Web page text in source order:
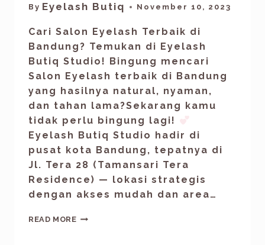
By Eyelash Butiq November 10, 2023
Cari Salon Eyelash Terbaik di
Bandung? Temukan di Eyelash
Butiq Studio! Bingung mencari
Salon Eyelash terbaik di Bandung
yang hasilnya natural, nyaman,
dan tahan lama?Sekarang kamu
tidak perlu bingung lagi!
Eyelash Butiq Studio hadir di
pusat kota Bandung, tepatnya di
Jl. Tera 28 (Tamansari Tera
Residence) — lokasi strategis
dengan akses mudah dan area…
READ MORE